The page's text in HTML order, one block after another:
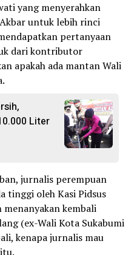
yang menyerahkan
untuk lebih rinci
pertanyaan
dari kontributor
apakah ada mantan Wali
Liter
jurnalis perempuan
tinggi oleh Kasi Pidsus
menanyakan kembali
(ex-Wali Kota Sukabumi
kenapa jurnalis mau